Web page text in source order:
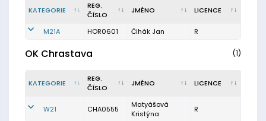
KATEGORIE
REG.
ČÍSLO
JMÉNO LICENCE
M21A HOR0601 Čihák Jan R
OK Chrastava (1)
KATEGORIE
REG.
ČÍSLO
JMÉNO LICENCE
W21 CHA0555
Matyášová
Kristýna
R